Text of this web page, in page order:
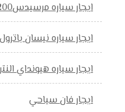
ايجار سياره مرسيدسE200 بالسائق
ايجار سياره نيسان باترول
ايجار سياره هيونداي
ايجار فان سياحي